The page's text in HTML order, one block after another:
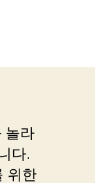
놀라
다.
위한